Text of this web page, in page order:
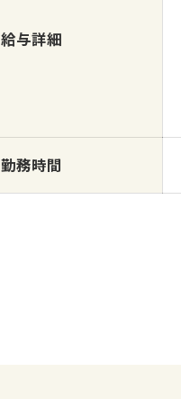
給与詳細
勤務時間